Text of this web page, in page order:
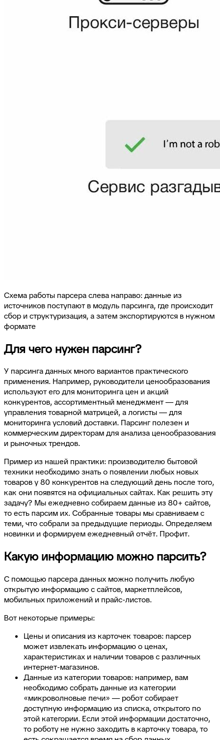
Схема работы парсера слева направо: данные из
источников поступают в модуль парсинга, где происходит
сбор и структуризация, а затем экспортируются в нужном
формате
Для чего нужен парсинг?
У парсинга данных много вариантов практического
применения. Например, руководители ценообразования
используют его для мониторинга цен и акций
конкурентов, ассортиментный менеджмент — для
управления товарной матрицей, а логисты — для
мониторинга условий доставки. Парсинг полезен и
коммерческим директорам для анализа ценообразования
и рыночных трендов.
Пример из нашей практики: производителю бытовой
техники необходимо знать о появлении любых новых
товаров у 80 конкурентов на следующий день после того,
как они появятся на официальных сайтах. Как решить эту
задачу? Мы ежедневно собираем данные из 80+ сайтов,
то есть парсим их. Собранные товары мы сравниваем с
теми, что собрали за предыдущие периоды. Определяем
новинки и формируем ежедневный отчёт. Профит.
Какую информацию можно парсить?
С помощью парсера данных можно получить любую
открытую информацию с сайтов, маркетплейсов,
мобильных приложений и прайс-листов.
Вот некоторые примеры:
Цены и описания из карточек товаров: парсер
может извлекать информацию о ценах,
характеристиках и наличии товаров с различных
интернет-магазинов.
Данные из категории товаров: например, вам
необходимо собрать данные из категории
«микроволновые печи» — робот собирает
доступную информацию из списка, открытого по
этой категории. Если этой информации достаточно,
то роботу не нужно заходить в карточку товара, то